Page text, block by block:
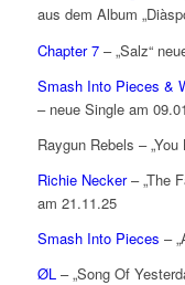
aus dem Album
Chapter 7– „Salz“
Smash Into Pieces &
– neue Single am
Raygun Rebels –
Richie Necker– „The
am 21.11.25
Smash Into Pieces –
ØL – „Song Of